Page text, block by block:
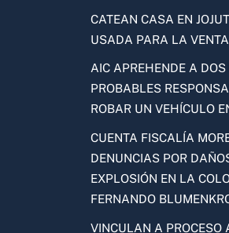
CATEAN CASA EN
USADA PARA LA
AIC APREHENDE A DOS
PROBABLES
ROBAR UN VEHÍCULO
CUENTA FISCALÍA
DENUNCIAS POR
EXPLOSIÓN EN LA
FERNANDO
VINCULAN A PROCESO